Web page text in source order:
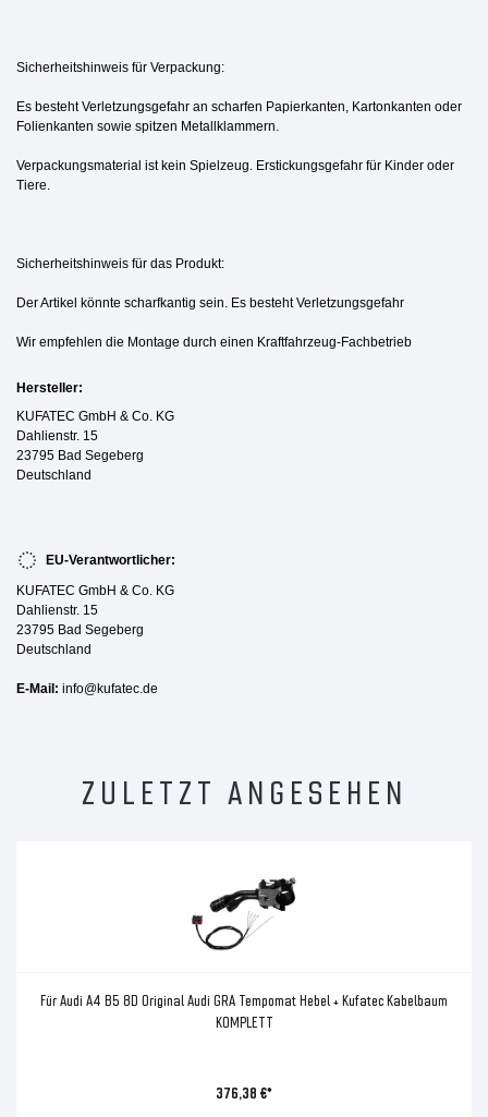
Sicherheitshinweis für Verpackung:
Es besteht Verletzungsgefahr an scharfen Papierkanten, Kartonkanten oder
Folienkanten sowie spitzen Metallklammern.
Verpackungsmaterial ist kein Spielzeug. Erstickungsgefahr für Kinder oder
Tiere.
Sicherheitshinweis für das Produkt:
Der Artikel könnte scharfkantig sein. Es besteht Verletzungsgefahr
Wir empfehlen die Montage durch einen Kraftfahrzeug-Fachbetrieb
Hersteller:
KUFATEC GmbH & Co. KG
Dahlienstr. 15
23795 Bad Segeberg
Deutschland
EU-Verantwortlicher:
KUFATEC GmbH & Co. KG
Dahlienstr. 15
23795 Bad Segeberg
Deutschland
E-Mail: info@kufatec.de
ZULETZT ANGESEHEN
Für Audi A4 B5 8D Original Audi GRA Tempomat Hebel + Kufatec Kabelbaum
KOMPLETT
376,38 €*